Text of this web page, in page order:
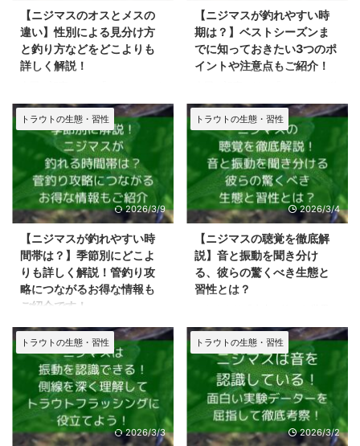
ラウトを通じて経験できるはずで
す。 この記事をきっかけにし
て、ニジマスという魚への「愛
着」や、管理釣り場を支える運営
の方々への「リスペクト」を、一
そもニジマスとは？いつ日本にき
た？ 私たちにとって身 ...
の記事では、ニジマスの気持ちに
寄り添いながら「ニジマスが釣れ
やすい場所」を徹底考察していき
ます！ コツさえ掴んでしまえ
ば、面白いくらいニジマスが釣れ
ワクしながら読む進めてください
ね。 ニジマスが釣れや ...
【ニジマスのオスとメスの
違い】性別による見分け方
と釣り方などをどこよりも
詳しく解説！
スとメスの違い」を徹底解説して
いきます。 「ニジマスの性別は
外見で見分けられるよ！」「メス
の方が美味しいんだよ〜」などな
ど、釣り場や食卓で話したくなる
ような面白い雑学が盛りだくさん
です。 具体的には、以下のよう
な内容でお届け！ オスとメスの
「見分け方」は？ オスとメスで
「釣り方」は？ オスとメスで美
味しさの決定的な違いは？ 管理
釣り場のニジマスにはオスが多
い？それともメスが多い？ この
スの性別をパッと見ただけで判断
でき ...
【ニジマスが釣れやすい時
期は？】ベストシーズンま
でに知っておきたい3つのポ
イントや注意点もご紹介！
れやすい時期」を徹底解説してい
きます！ 最高の管釣りデビュー
を飾るなら、まずは「時期」から
選ぶのがおすすめです。 管理釣
り場に「全く釣れない時期」はあ
りません。 ですが、初心者さん
でも驚くほど簡単に釣りやすい
「ベストシーズン」があるとした
ら、知りたくないですか？ この
記事を読めば、初めての管釣りで
も「楽しい！」「思ったより簡単
かも！」と、最高の思い出作りが
できることをお約束しますよ！
年中釣れる！ 管理釣り場でなら
ニジ ...
トラウトの生態・習性
2026/3/9
【ニジマスが釣れやすい時
間帯は？】季節別にどこよ
りも詳しく解説！管釣り攻
略につながるお得な情報も
ご紹介です！
今回の記事では、ニジマスの釣れ
る時間帯をどこよりも詳しくご紹
介していきます。 「ニジマスは
朝イチが釣れる！」「意外と日中
もいけるよ！」など、さまざまな
説を耳にしてしまい、結局どの時
間帯にニジマスが1番釣れるの？
と疑問を抱いた経験はありません
トラウトの生態・習性
2026/3/4
【ニジマスの聴覚を徹底解
説】音と振動を聞き分け
る、彼らの驚くべき生態と
習性とは？
だと思っていませんか？ 面白い
ことに、水中は空気中よりも音が
「速く！遠く！」まで届く、とっ
ても賑やかな世界なんです！ そ
んな音や振動にあふれた世界を生
き抜くのが、今回の主役「ニジマ
ス」。 彼らは、遠くの音を聞く
「耳」と、近くでおきた振動を肌
トラウトの生態・習性
2026/3/3
トラウトの生態・習性
2026/3/2